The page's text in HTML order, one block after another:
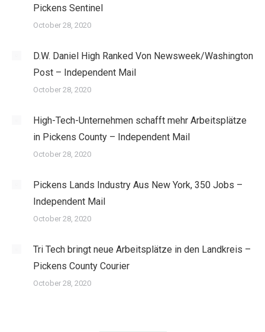
Pickens Sentinel
October 28, 2020
D.W. Daniel High Ranked Von Newsweek/Washington
Post – Independent Mail
October 28, 2020
High-Tech-Unternehmen schafft mehr Arbeitsplätze
in Pickens County – Independent Mail
October 28, 2020
Pickens Lands Industry Aus New York, 350 Jobs –
Independent Mail
October 28, 2020
Tri Tech bringt neue Arbeitsplätze in den Landkreis –
Pickens County Courier
October 28, 2020